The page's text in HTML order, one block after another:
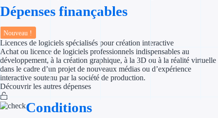
Prêt
Appel à projet
Dépenses finançables
Nouveau !
Licences de logiciels spécialisés pour création interactive
Achat ou licence de logiciels professionnels indispensables au
développement, à la création graphique, à la 3D ou à la réalité virtuelle
dans le cadre d’un projet de nouveaux médias ou d’expérience
interactive soutenu par la société de production.
Découvrir les autres dépenses
Conditions